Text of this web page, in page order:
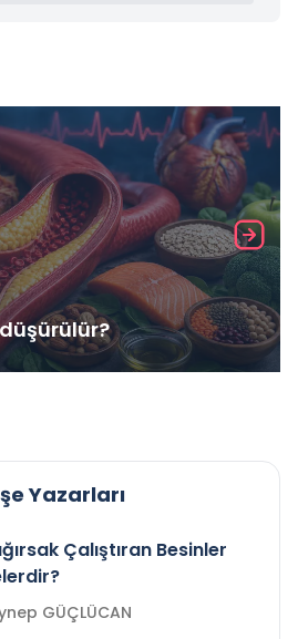
Yazarları
Çalıştıran Besinler
Zeynep GÜÇLÜCAN